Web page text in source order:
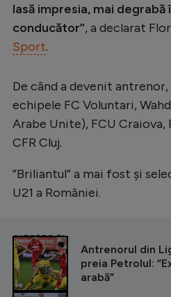
lasă impresia, mai degrabă
conducător”, a declarat
Sport.
De când a devenit
echipele FC Voluntari,
Arabe Unite), FCU Craiova,
CFR Cluj.
”Briliantul” a mai fost și
U21 a României.
CITEȘTE ȘI
Antrenorul din
preia Petrolul:
arabă”